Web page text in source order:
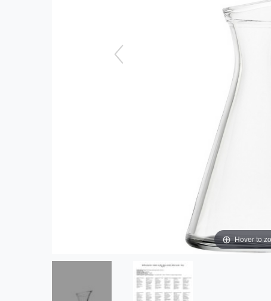
Hover to